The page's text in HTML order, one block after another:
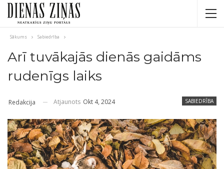
Sākums Sabiedrība
Arī tuvākajās dienās gaidāms
rudenīgs laiks
SABIEDRĪBA
Redakcija Atjaunots Okt 4, 2024